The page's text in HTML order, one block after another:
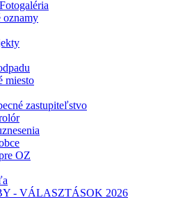
Fotogaléria
oznamy
miesto
zastupiteľstvo
OZ
- VÁLASZTÁSOK 2026